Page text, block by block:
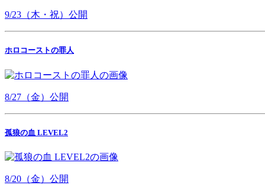
9/23（木・祝）公開
ホロコーストの罪人
8/27（金）公開
孤狼の血 LEVEL2
8/20（金）公開